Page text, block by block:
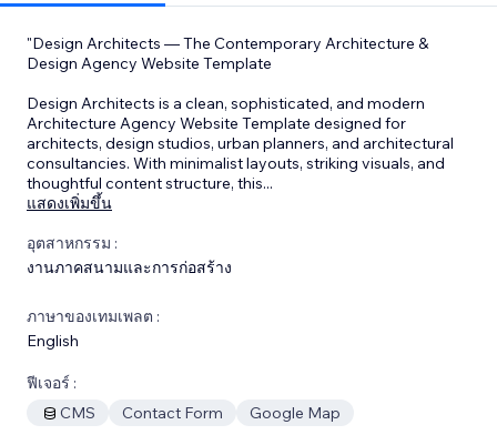
"Design Architects — The Contemporary Architecture &
Design Agency Website Template
Design Architects is a clean, sophisticated, and modern
Architecture Agency Website Template designed for
architects, design studios, urban planners, and architectural
consultancies. With minimalist layouts, striking visuals, and
thoughtful content structure, this...
แสดงเพิ่มขึ้น
อุตสาหกรรม :
งานภาคสนามและการก่อสร้าง
ภาษาของเทมเพลต :
English
ฟีเจอร์ :
CMS
Contact Form Google Map